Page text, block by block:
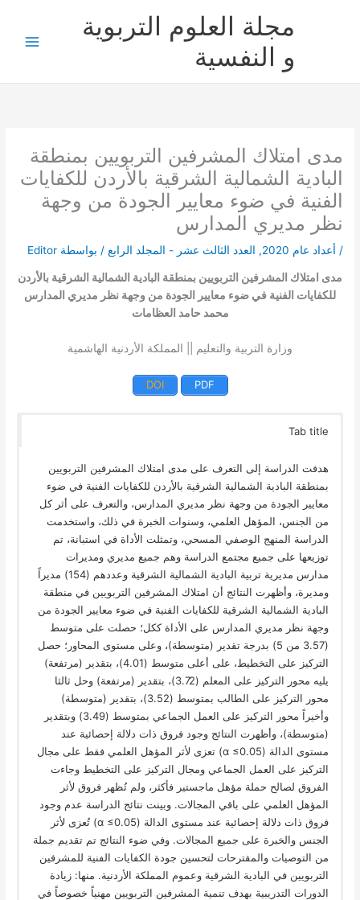
مجلة العلوم التربوية
و النفسية
مدى امتلاك المشرفين التربويين بمنطقة
البادية الشمالية الشرقية بالأردن للكفايات
الفنية في ضوء معايير الجودة من وجهة
نظر مديري المدارس
/ أعداد عام 2020 , العدد الثالث عشر - المجلد الرابع / بواسطة Editor
مدى امتلاك المشرفين التربويين بمنطقة البادية الشمالية الشرقية بالأردن
للكفايات الفنية في ضوء معايير الجودة من وجهة نظر مديري المدارس
محمد حامد العظامات
وزارة التربية والتعليم || المملكة الأردنية الهاشمية
PDF
DOI
Tab title
هدفت الدراسة إلى التعرف على مدى امتلاك المشرفين التربويين
بمنطقة البادية الشمالية الشرقية بالأردن للكفايات الفنية في ضوء
معايير الجودة من وجهة نظر مديري المدارس، والتعرف على أثر كل
من الجنس، المؤهل العلمي، وسنوات الخبرة في ذلك، واستخدمت
الدراسة المنهج الوصفي المسحي، وتمثلت الأداة في استبانة، تم
توزيعها على جميع مجتمع الدراسة وهم جميع مديري ومديرات
مدارس مديرية تربية البادية الشمالية الشرقية وعددهم (154) مديراً
ومديرة، وأظهرت النتائج أن امتلاك المشرفين التربويين في منطقة
البادية الشمالية الشرقية للكفايات الفنية في ضوء معايير الجودة من
وجهة نظر مديري المدارس على الأداة ككل؛ حصلت على متوسط
(3.57 من 5) بدرجة تقدير (متوسطة)، وعلى مستوى المحاور؛ حصل
التركيز على التخطيط، على أعلى متوسط (4.01)، بتقدير (مرتفعة)
يليه محور التركيز على المعلم (3.72)، بتقدير (مرتفعة) وحل ثالثا
محور التركيز على الطالب بمتوسط (3.52)، بتقدير (متوسطة)
وأخيراً محور التركيز على العمل الجماعي بمتوسط (3.49) وبتقدير
(متوسطة)، وأظهرت النتائج وجود فروق ذات دلالة إحصائية عند
مستوى الدالة (α ≤0.05) تعزى لأثر المؤهل العلمي فقط على مجال
التركيز على العمل الجماعي ومجال التركيز على التخطيط وجاءت
الفروق لصالح حملة مؤهل ماجستير فأكثر، ولم تُظهر فروق لأثر
المؤهل العلمي على باقي المجالات. وبينت نتائج الدراسة عدم وجود
فروق ذات دلالة إحصائية عند مستوى الدالة (α ≤0.05) تُعزى لأثر
الجنس والخبرة على جميع المجالات. وفي ضوء النتائج تم تقديم جملة
من التوصيات والمقترحات لتحسين جودة الكفايات الفنية للمشرفين
التربويين في البادية الشرقية وعموم المملكة الأردنية. منها: زيادة
الدورات التدريبية بهدف تنمية المشرفين التربويين مهنياً خصوصاً في